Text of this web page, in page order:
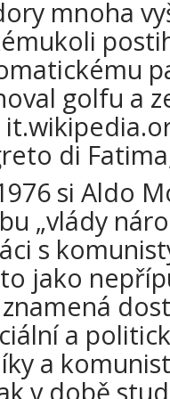
mnoha
golfu a
di
si Aldo
„vlády
s
jako
a
a
v době